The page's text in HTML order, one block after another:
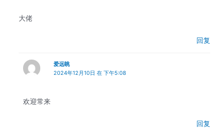
大佬
回复
爱远眺
2024年12月10日 在 下午5:08
欢迎常来
回复